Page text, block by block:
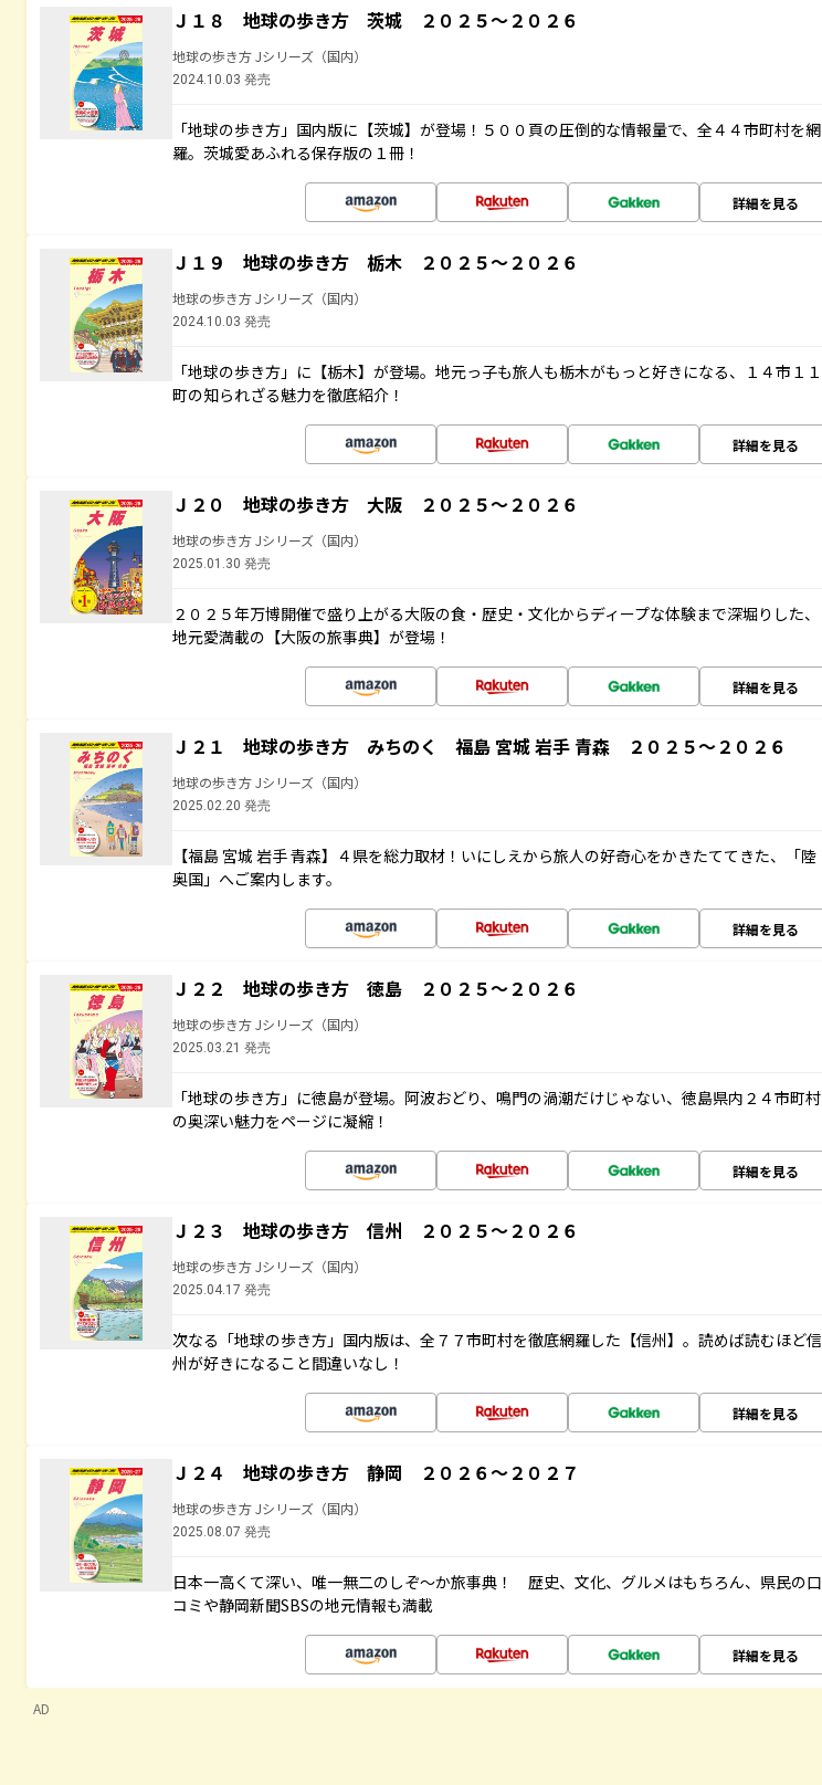
Ｊ１８ 地球の歩き方 茨城 ２０２５～２０２６
地球の歩き方 Jシリーズ（国内）
2024.10.03 発売
「地球の歩き方」国内版に【茨城】が登場！５００頁の圧倒的な情報量で、全４４市町村を網
羅。茨城愛あふれる保存版の１冊！
詳細を見る
Ｊ１９ 地球の歩き方 栃木 ２０２５～２０２６
地球の歩き方 Jシリーズ（国内）
2024.10.03 発売
「地球の歩き方」に【栃木】が登場。地元っ子も旅人も栃木がもっと好きになる、１４市１１
町の知られざる魅力を徹底紹介！
詳細を見る
Ｊ２０ 地球の歩き方 大阪 ２０２５～２０２６
地球の歩き方 Jシリーズ（国内）
2025.01.30 発売
２０２５年万博開催で盛り上がる大阪の食・歴史・文化からディープな体験まで深堀りした、
地元愛満載の【大阪の旅事典】が登場！
詳細を見る
Ｊ２１ 地球の歩き方 みちのく 福島 宮城 岩手 青森 ２０２５～２０２６
地球の歩き方 Jシリーズ（国内）
2025.02.20 発売
【福島 宮城 岩手 青森】４県を総力取材！いにしえから旅人の好奇心をかきたててきた、「陸
奥国」へご案内します。
詳細を見る
Ｊ２２ 地球の歩き方 徳島 ２０２５～２０２６
地球の歩き方 Jシリーズ（国内）
2025.03.21 発売
「地球の歩き方」に徳島が登場。阿波おどり、鳴門の渦潮だけじゃない、徳島県内２４市町村
の奥深い魅力をページに凝縮！
詳細を見る
Ｊ２３ 地球の歩き方 信州 ２０２５～２０２６
地球の歩き方 Jシリーズ（国内）
2025.04.17 発売
次なる「地球の歩き方」国内版は、全７７市町村を徹底網羅した【信州】。読めば読むほど信
州が好きになること間違いなし！
詳細を見る
Ｊ２４ 地球の歩き方 静岡 ２０２６～２０２７
地球の歩き方 Jシリーズ（国内）
2025.08.07 発売
日本一高くて深い、唯一無二のしぞ～か旅事典！ 歴史、文化、グルメはもちろん、県民の口
コミや静岡新聞SBSの地元情報も満載
詳細を見る
AD